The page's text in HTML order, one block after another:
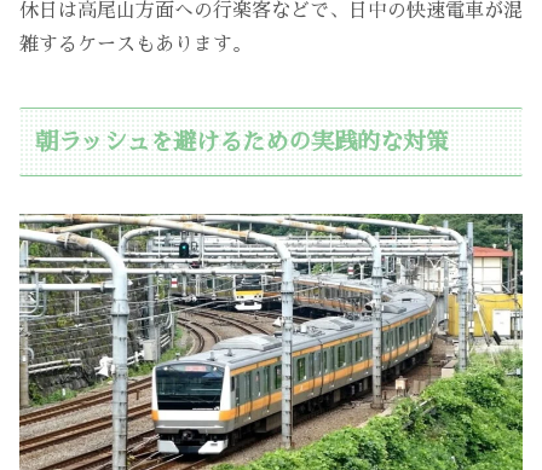
休日は高尾山方面への行楽客などで、日中の快速電車が混
雑するケースもあります。
朝ラッシュを避けるための実践的な対策